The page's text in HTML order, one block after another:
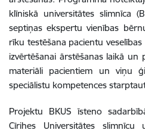
klīniskā universitātes slimnīca
septiņas ekspertu vienības
rīku testēšana pacientu
izvērtēšanai ārstēšanas laikā un
materiāli pacientiem un viņu
speciālistu kompetences
Projektu BKUS īsteno
Cīrihes Universitātes slimnīcu